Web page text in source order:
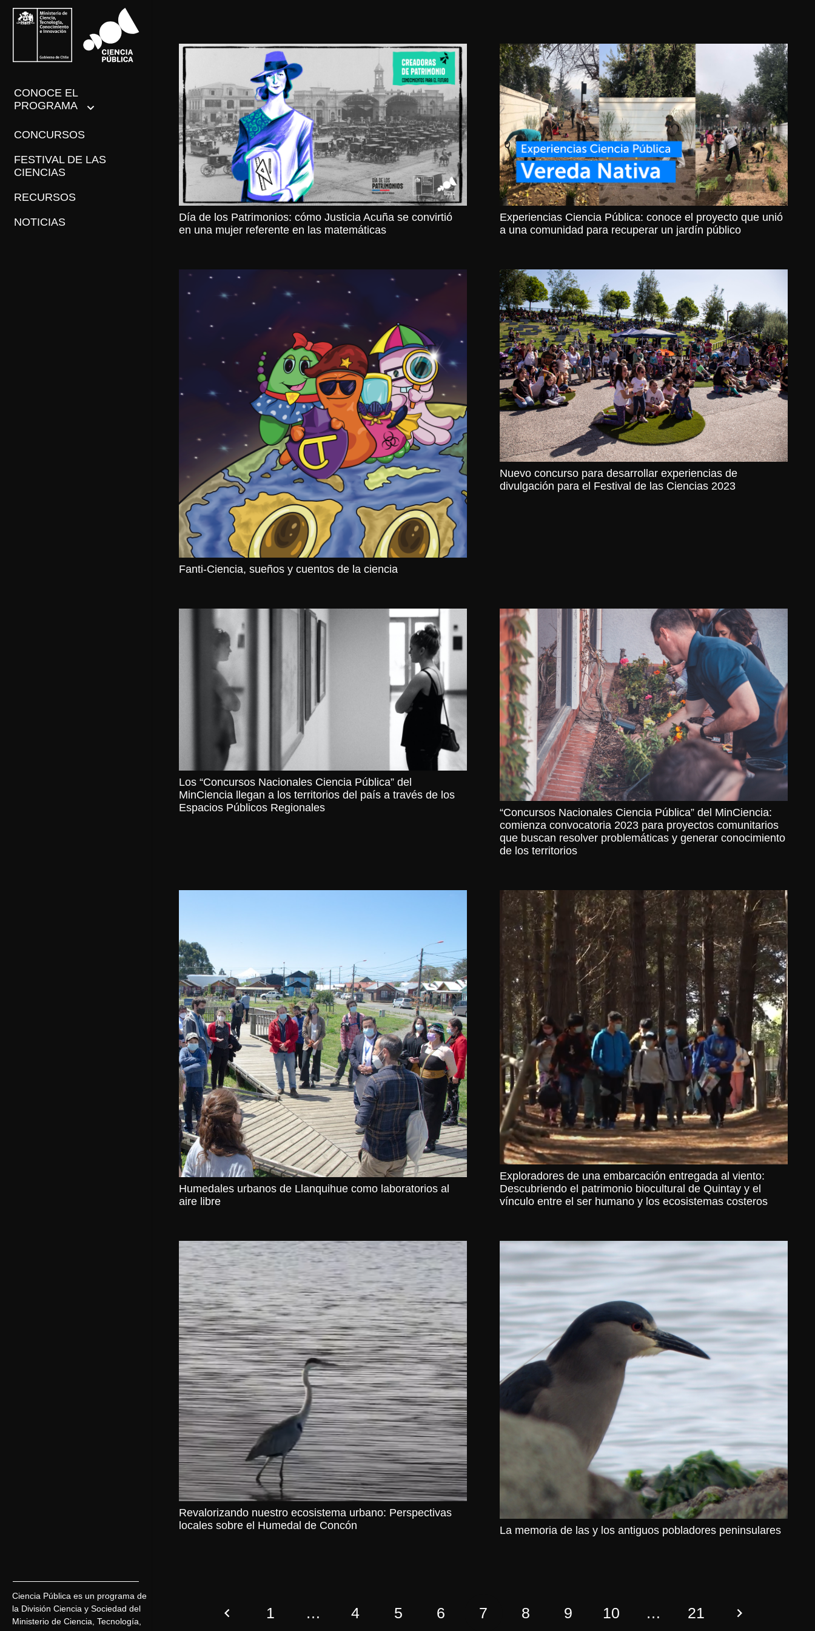
CONOCE EL
PROGRAMA
CONCURSOS
FESTIVAL DE LAS
CIENCIAS
RECURSOS
NOTICIAS
Ciencia Pública es un programa de
la División Ciencia y Sociedad del
Ministerio de Ciencia, Tecnología,
Día de los Patrimonios: cómo Justicia Acuña se convirtió
en una mujer referente en las matemáticas
Experiencias Ciencia Pública: conoce el proyecto que unió
a una comunidad para recuperar un jardín público
Fanti-Ciencia, sueños y cuentos de la ciencia
Nuevo concurso para desarrollar experiencias de
divulgación para el Festival de las Ciencias 2023
Los “Concursos Nacionales Ciencia Pública” del
MinCiencia llegan a los territorios del país a través de los
Espacios Públicos Regionales
“Concursos Nacionales Ciencia Pública” del MinCiencia:
comienza convocatoria 2023 para proyectos comunitarios
que buscan resolver problemáticas y generar conocimiento
de los territorios
Humedales urbanos de Llanquihue como laboratorios al
aire libre
Exploradores de una embarcación entregada al viento:
Descubriendo el patrimonio biocultural de Quintay y el
vínculo entre el ser humano y los ecosistemas costeros
Revalorizando nuestro ecosistema urbano: Perspectivas
locales sobre el Humedal de Concón
La memoria de las y los antiguos pobladores peninsulares
1 … 4 5 6 7 8 9 10 … 21